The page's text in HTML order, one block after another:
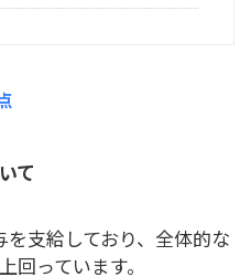
て
支給しており、全体的な
回っています。